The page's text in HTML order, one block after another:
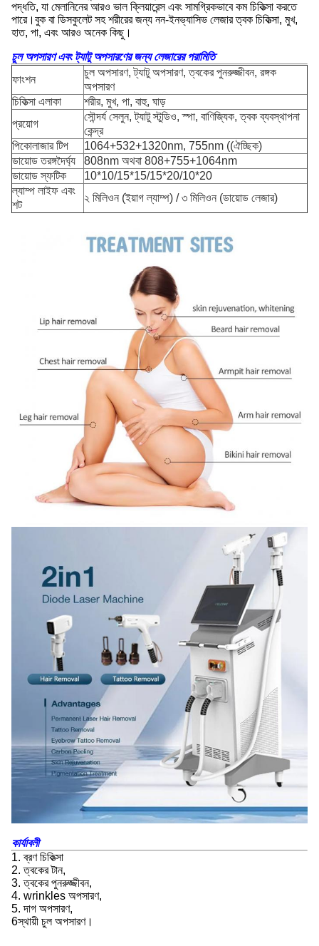
পদ্ধতি, যা মেলানিনের আরও ভাল ক্লিয়ারেন্স এবং সামগ্রিকভাবে কম চিকিত্সা করতে
পারে।বুক বা ডিসকুলেট সহ শরীরের জন্য নন-ইনভ্যাসিভ লেজার ত্বক চিকিত্সা, মুখ,
হাত, পা, এবং আরও অনেক কিছু।
চুল অপসারণ এবং ট্যাটু অপসারণের জন্য লেজারের পরামিতি
ফাংশন
চুল অপসারণ, ট্যাটু অপসারণ, ত্বকের পুনরুজ্জীবন, রঙ্গক
অপসারণ
চিকিত্সা এলাকা
শরীর, মুখ, পা, বাহু, ঘাড়
প্রয়োগ
সৌন্দর্য সেলুন, ট্যাটু স্টুডিও, স্পা, বাণিজ্যিক, ত্বক ব্যবস্থাপনা
কেন্দ্র
পিকোলাজার টিপ
1064+532+1320nm, 755nm ((ঐচ্ছিক)
ডায়োড তরঙ্গদৈর্ঘ্য
808nm অথবা 808+755+1064nm
ডায়োড স্ফটিক
10*10/15*15/15*20/10*20
ল্যাম্প লাইফ এবং
শট
২ মিলিওন (ইয়াগ ল্যাম্প) / ৩ মিলিওন (ডায়োড লেজার)
কার্যাবলী
1. ব্রণ চিকিত্সা
2. ত্বকের টান,
3. ত্বকের পুনরুজ্জীবন,
4. wrinkles অপসারণ,
5. দাগ অপসারণ,
6স্থায়ী চুল অপসারণ।